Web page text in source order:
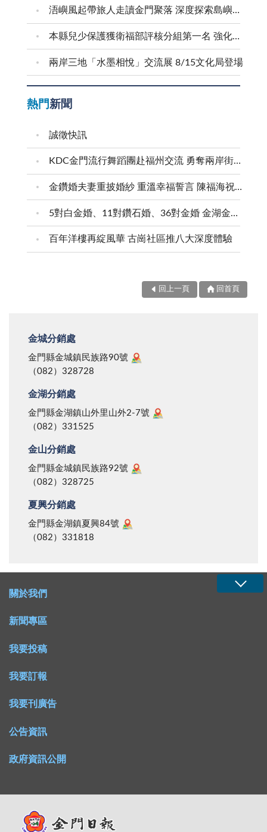
浯嶼風起帶旅人走讀金門聚落 深度探索島嶼文化底蘊
本縣兒少保護獲衛福部評核分組第一名 強化預防與跨域合作 建構兒少安全成長環境
兩岸三地「水墨相悅」交流展 8/15文化局登場
熱門新聞
誠徵快訊
KDC金門流行舞蹈團赴福州交流 勇奪兩岸街舞賽三等獎
金鑽婚夫妻重披婚紗 重溫幸福誓言 陳福海祝福牽手半世紀 情深相守成典範
5對白金婚、11對鑽石婚、36對金婚 金湖金沙夫妻共享榮耀時刻 陳福海表揚金鑽婚夫妻 向半世紀相守家庭典範致敬
百年洋樓再綻風華 古崗社區推八大深度體驗
回上一頁 回首頁
金城分銷處
金門縣金城鎮民族路90號
（082）328728
金湖分銷處
金門縣金湖鎮山外里山外2-7號
（082）331525
金山分銷處
金門縣金城鎮民族路92號
（082）328725
夏興分銷處
金門縣金湖鎮夏興84號
（082）331818
關於我們
新聞專區
我要投稿
我要訂報
我要刊廣告
公告資訊
政府資訊公開